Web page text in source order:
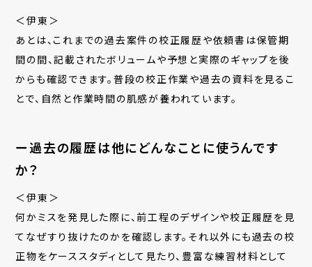
＜伊東＞
あとは、これまでの過去案件の校正履歴や依頼書は保管期
間の間、記載されたボリュームや予想と実際のギャップを後
からも確認できます。普段の校正作業や過去の資料を見るこ
とで、自然と作業時間の肌感が養われています。
ー過去の履歴は他にどんなことに使うんです
か？
＜伊東＞
何かミスを発見した際に、前工程のデザインや校正履歴を見
てなぜすり抜けたのかを確認します。それ以外にも過去の校
正物をケーススタディとして見たり、豊富な練習材料として